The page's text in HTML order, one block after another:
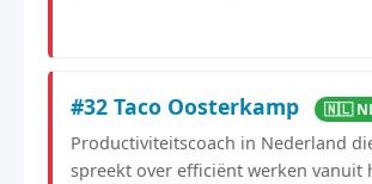
#32 Taco Oosterkamp 🇳🇱
Productiviteitscoach in Nederland
spreekt over efficiënt werken vanuit